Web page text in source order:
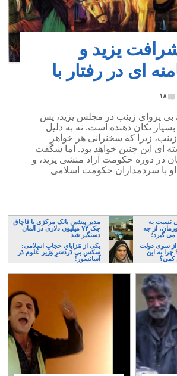
یزید و
ای در رفتار با
۱۸
بی پروای زینب در مجلس یزید، پس
بسیار تکان دهنده است. نه به دلیل
زیرا که سخنرانی هر خواهر
ای این چنین خواهد بود. اما شگفت
در دوره حکومت آزاد منشی یزید، و
با سردمداران حکومت اسلامی
نسبت به
از چه
گیرد؛
مدیر پیشین بانک مرکزی با قاچاق
چک ۷۲ میلیون دلاری در آلمان
دستگیر شد
نما از سوی دولت
چرا به این
کمی؟
یکی از مَزایایِ حجابِ اسلامی:
سکسِ بی دَردسَرِ وَزیر عُلوم دَر
آسانسور!